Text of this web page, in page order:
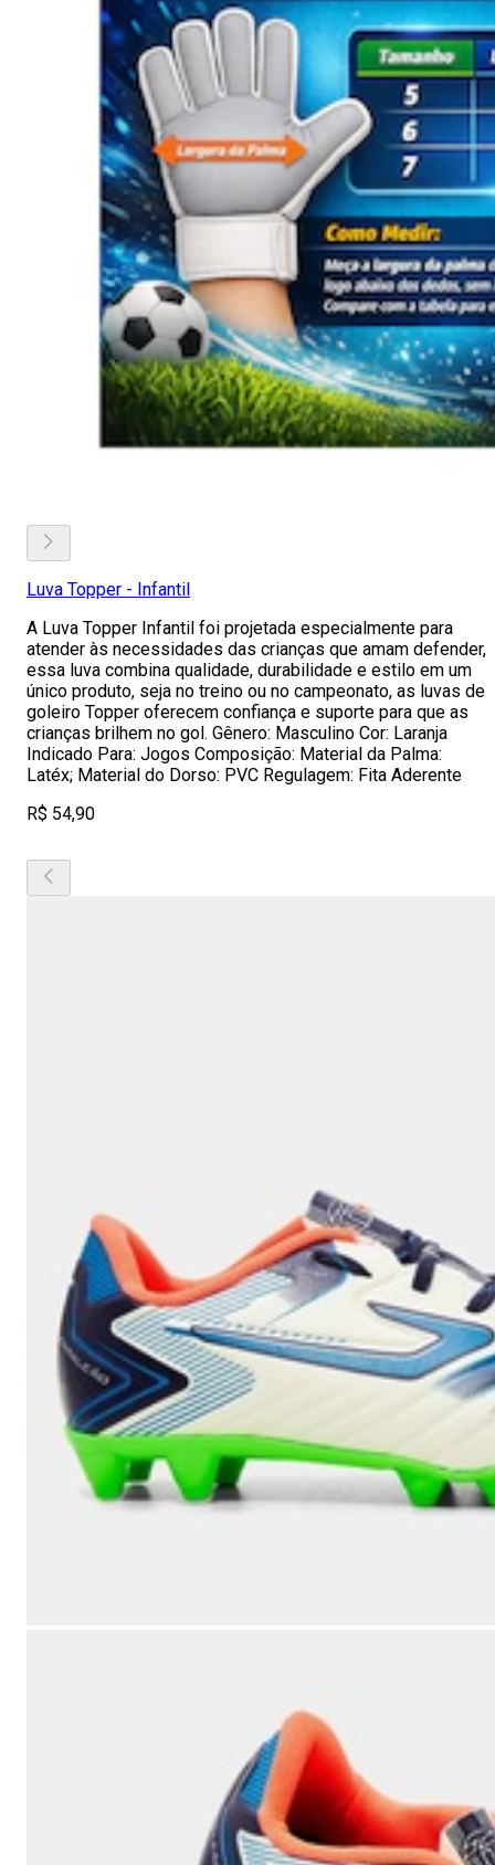
Luva Topper - Infantil
A Luva Topper Infantil foi projetada especialmente para
atender às necessidades das crianças que amam defender,
essa luva combina qualidade, durabilidade e estilo em um
único produto, seja no treino ou no campeonato, as luvas de
goleiro Topper oferecem confiança e suporte para que as
crianças brilhem no gol. Gênero: Masculino Cor: Laranja
Indicado Para: Jogos Composição: Material da Palma:
Latéx; Material do Dorso: PVC Regulagem: Fita Aderente
R$ 54,90